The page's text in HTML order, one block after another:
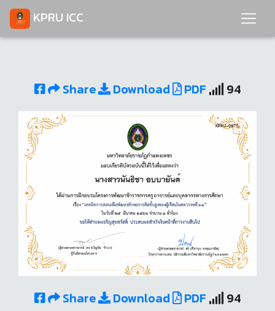
KPRU ICC
Share Download PDF 94
Share Download PDF 94